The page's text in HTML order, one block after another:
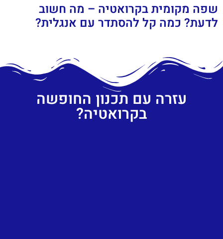
שפה מקומית בקרואטיה – מה חשוב
לדעת? כמה קל להסתדר עם אנגלית?
עזרה עם תכנון החופשה
בקרואטיה?